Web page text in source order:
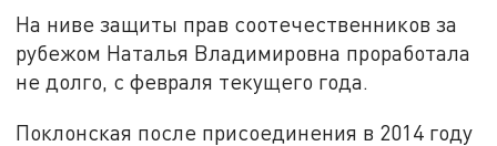
На ниве защиты прав соотечественников за
рубежом Наталья Владимировна проработала
не долго, с февраля текущего года.
Поклонская после присоединения в 2014 году